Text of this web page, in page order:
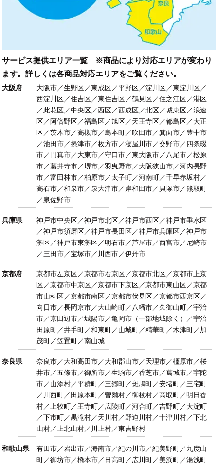
サービス提供エリア一覧 ※商品により対応エリアが変わり
ます。詳しくは各商品対応エリアをご覧ください。
大阪府
大阪市／生野区／東成区／平野区／淀川区／東淀川区／
西淀川区／住吉区／東住吉区／鶴見区／住之江区／港区
／此花区／中央区／西区／西成区／北区／城東区／浪速
区／阿倍野区／福島区／旭区／天王寺区／都島区／大正
区／茨木市／高槻市／島本町／吹田市／箕面市／豊中市
／池田市／摂津市／枚方市／寝屋川市／交野市／四条畷
市／門真市／大東市／守口市／東大阪市／八尾市／松原
市／藤井寺市／堺市／羽曳野市／大阪狭山市／河内長野
市／富田林市／柏原市／太子町／河南町／千早赤坂村／
高石市／和泉市／泉大津市／岸和田市／貝塚市／熊取町
／泉佐野市
兵庫県
神戸市中央区／神戸市北区／神戸市西区／神戸市垂水区
／神戸市須磨区／神戸市長田区／神戸市兵庫区／神戸市
灘区／神戸市東灘区／明石市／芦屋市／西宮市／尼崎市
／三田市／宝塚市／川西市／伊丹市
京都府
京都市左京区／京都市右京区／京都市北区／京都市上京
区／京都市中京区／京都市下京区／京都市東山区／京都
市山科区／京都市南区／京都市伏見区／京都市西京区／
向日市／長岡京市／大山崎町／八幡市／久御山町／宇治
市／京田辺市／城陽市／亀岡市（一部地域除く）／宇治
田原町／井手町／和東町／山城町／精華町／木津町／加
茂町／笠置町／南山城
奈良県
奈良市／大和高田市／大和郡山市／天理市／橿原市／桜
井市／五條市／御所市／生駒市／香芝市／葛城市／宇陀
市／山添村／平群町／三郷町／斑鳩町／安堵町／三宅町
／川西町／田原本町／曽爾村／御杖村／高取町／明日香
村／上牧町／王寺町／広陵町／河合町／吉野町／大淀町
／下市町／黒滝村／天川村／野迫川村／十津川村／下北
山村／上北山村／川上村／東吉野村
和歌山県
有田市／岩出市／海南市／紀の川市／紀美野町／九度山
町／御坊市／橋本市／日高町／広川町／美浜町／湯浅町